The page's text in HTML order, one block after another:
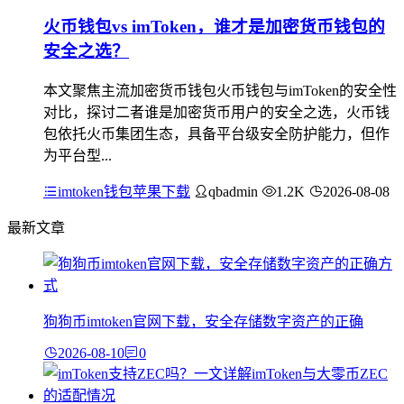
火币钱包vs imToken，谁才是加密货币钱包的
安全之选？
本文聚焦主流加密货币钱包火币钱包与imToken的安全性
对比，探讨二者谁是加密货币用户的安全之选，火币钱
包依托火币集团生态，具备平台级安全防护能力，但作
为平台型...
imtoken钱包苹果下载 qbadmin 1.2K 2026-08-08
最新文章
狗狗币imtoken官网下载，安全存储数字资产的正确
2026-08-10 0